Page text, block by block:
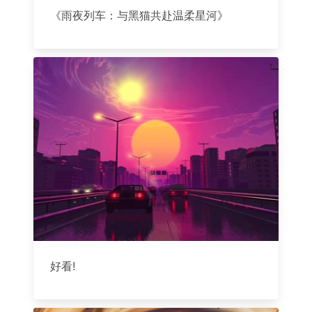
《雨夜列车：与黑猫共赴温柔星河》
好看!